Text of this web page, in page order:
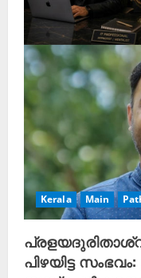
Kerala Main
പിഴയിട്ട